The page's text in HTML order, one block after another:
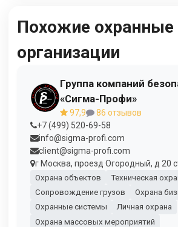
Похожие охранные
организации
Группа компаний
«Сигма-Профи»
97,9
86 отзывов
+7 (499) 520-69-58
info@sigma-profi.com
client@sigma-profi.com
г Москва, проезд Огородный, д 20
Охрана объектов
Техническая
Сопровождение грузов
Охрана
Охранные системы
Личная охрана
Охрана массовых мероприятий